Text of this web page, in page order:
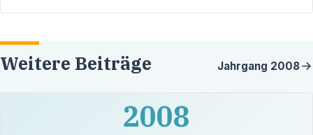
Weitere Beiträge Jahrgang 2008
2008